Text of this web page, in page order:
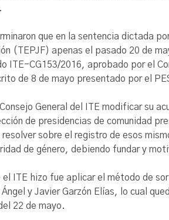
que en la sentencia dictada
(TEPJF) apenas el pasado 20 de
ITE-CG153/2016, aprobado por el
de 8 de mayo presentado por el
General del ITE modificar su
de presidencias de comunidad
sobre el registro de esos
de género, debiendo fundar y
el ITE hizo fue aplicar el método de
y Javier Garzón Elías, lo cual
22 de mayo.